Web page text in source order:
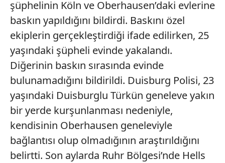
şüphelinin Köln ve Oberhausen’daki evlerine
baskın yapıldığını bildirdi. Baskını özel
ekiplerin gerçekleştirdiği ifade edilirken, 25
yaşındaki şüpheli evinde yakalandı.
Diğerinin baskın sırasında evinde
bulunamadığını bildirildi. Duisburg Polisi, 23
yaşındaki Duisburglu Türkün geneleve yakın
bir yerde kurşunlanması nedeniyle,
kendisinin Oberhausen geneleviyle
bağlantısı olup olmadığının araştırıldığını
belirtti. Son aylarda Ruhr Bölgesi’nde Hells